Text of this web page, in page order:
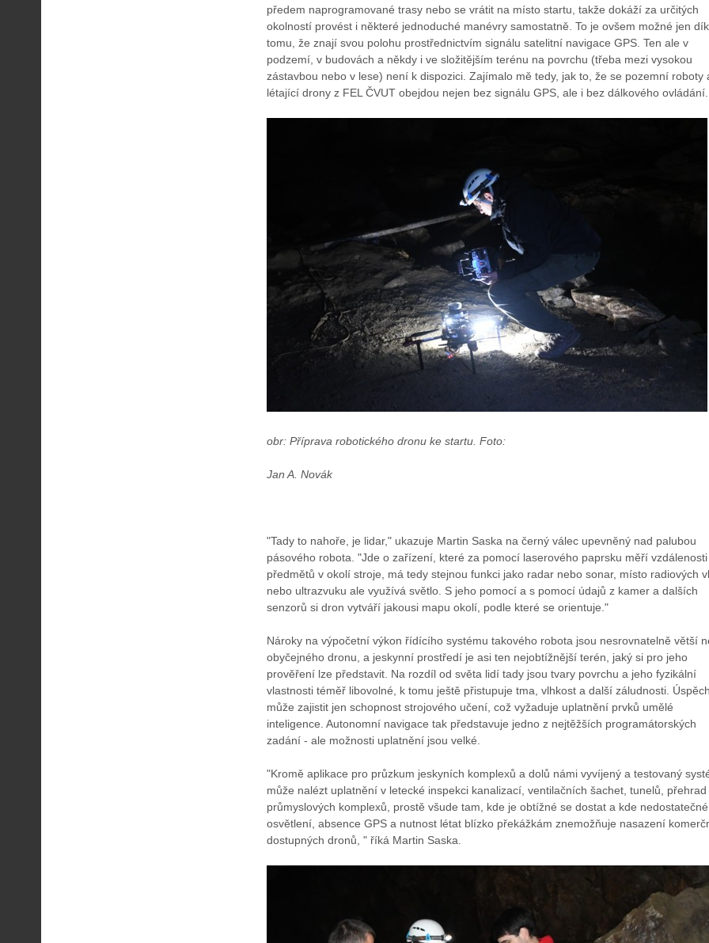
předem naprogramované trasy nebo se vrátit na místo startu, takže dokáží za určitých
okolností provést i některé jednoduché manévry samostatně. To je ovšem možné jen
tomu, že znají svou polohu prostřednictvím signálu satelitní navigace GPS. Ten ale v
podzemí, v budovách a někdy i ve složitějším terénu na povrchu (třeba mezi vysokou
zástavbou nebo v lese) není k dispozici. Zajímalo mě tedy, jak to, že se pozemní roboty
létající drony z FEL ČVUT obejdou nejen bez signálu GPS, ale i bez dálkového ovládání.
obr: Příprava robotického dronu ke startu. Foto:
Jan A. Novák
"Tady to nahoře, je lidar," ukazuje Martin Saska na černý válec upevněný nad palubou
pásového robota. "Jde o zařízení, které za pomocí laserového paprsku měří vzdálenosti
předmětů v okolí stroje, má tedy stejnou funkci jako radar nebo sonar, místo radiových
nebo ultrazvuku ale využívá světlo. S jeho pomocí a s pomocí údajů z kamer a dalších
senzorů si dron vytváří jakousi mapu okolí, podle které se orientuje."
Nároky na výpočetní výkon řídícího systému takového robota jsou nesrovnatelně větší
obyčejného dronu, a jeskynní prostředí je asi ten nejobtížnější terén, jaký si pro jeho
prověření lze představit. Na rozdíl od světa lidí tady jsou tvary povrchu a jeho fyzikální
vlastnosti téměř libovolné, k tomu ještě přistupuje tma, vlhkost a další záludnosti.
může zajistit jen schopnost strojového učení, což vyžaduje uplatnění prvků umělé
inteligence. Autonomní navigace tak představuje jedno z nejtěžších programátorských
zadání - ale možnosti uplatnění jsou velké.
"Kromě aplikace pro průzkum jeskyních komplexů a dolů námi vyvíjený a testovaný
může nalézt uplatnění v letecké inspekci kanalizací, ventilačních šachet, tunelů, přehrad
průmyslových komplexů, prostě všude tam, kde je obtížné se dostat a kde nedostatečné
osvětlení, absence GPS a nutnost létat blízko překážkám znemožňuje nasazení
dostupných dronů, " říká Martin Saska.